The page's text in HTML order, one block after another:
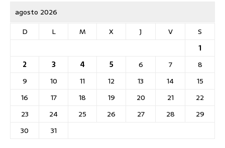
agosto 2026
D
L M X J V
S
1
2
3 4 5 6 7
8
9
10 11 12 13 14
15
16
17 18 19 20 21
22
23
24 25 26 27 28
29
30
31